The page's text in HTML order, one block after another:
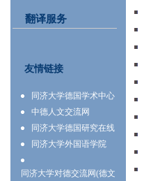
翻译服务
友情链接
同济大学德国学术中心
中德人文交流网
同济大学德国研究在线
同济大学外国语学院
同济大学对德交流网(德文